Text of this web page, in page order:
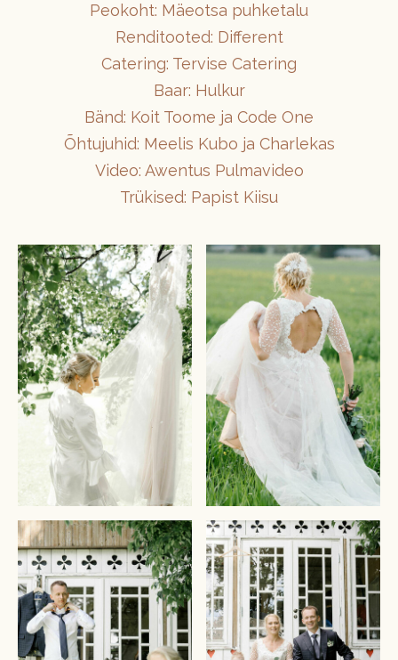
Peokoht: Mäeotsa puhketalu
Renditooted: Different
Catering: Tervise Catering
Baar: Hulkur
Bänd: Koit Toome ja Code One
Õhtujuhid: Meelis Kubo ja Charlekas
Video: Awentus Pulmavideo
Trükised: Papist Kiisu